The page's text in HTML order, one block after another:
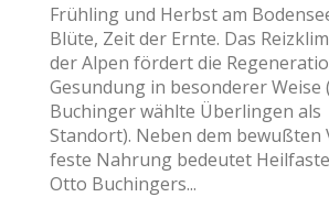
Frühling und Herbst am
Blüte, Zeit der Ernte. Das
der Alpen fördert die
Gesundung in besonderer Weise
Buchinger wählte Überlingen als
Standort). Neben dem bewußten
feste Nahrung bedeutet
Otto Buchingers...